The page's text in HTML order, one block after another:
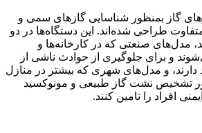
گاز بمنظور شناسایی گازهای سمی و
طراحی شده‌اند. این دستگاه‌ها در دو
مدل‌های صنعتی که در کارخانه‌ها و
و برای جلوگیری از حوادث ناشی از
دارند، و مدل‌های شهری که بیشتر در منازل
تشخیص نشت گاز طبیعی و مونوکسید
افراد را تامین کنند.